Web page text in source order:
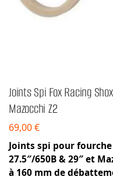
Joints Spi Fox Racing
Mazocchi Z2
69,00€
Joints spi pour fourche
27.5″/650B & 29″ et
à 160 mm de